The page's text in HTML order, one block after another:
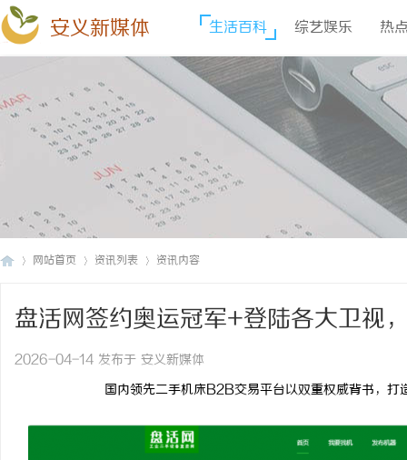
安义新媒体 生活百科 综艺娱乐 热
网站首页 资讯列表 资讯内容
盘活网签约奥运冠军+登陆各大卫视
2026-04-14 发布于 安义新媒体
国内领先二手机床B2B交易平台以双重权威背书，